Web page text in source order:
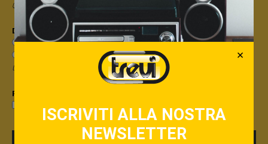
Quando invii il modulo, controlla la tua inbox per confermare l'iscrizione
Dicci qualcosa in più su di te*
Sono un privato
Useremo questa informazione per personalizzare i contenuti che ti invieremo.
Privacy*
×
ISCRIVITI ALLA NOSTRA
NEWSLETTER